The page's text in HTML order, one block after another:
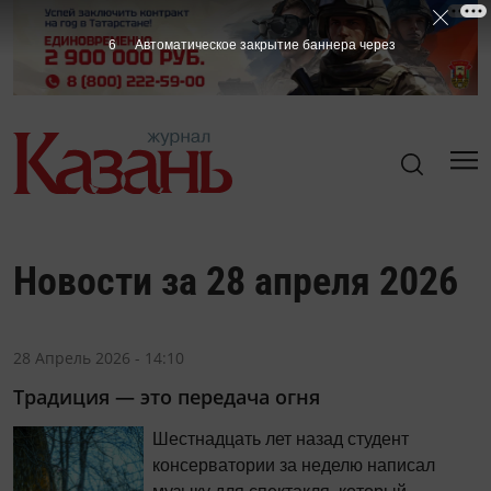
Новости за 28 апреля 2026
28 Апрель 2026 - 14:10
Традиция — это передача огня
Шестнадцать лет назад студент
консерватории за неделю написал
5 Автоматическое закрытие баннера через